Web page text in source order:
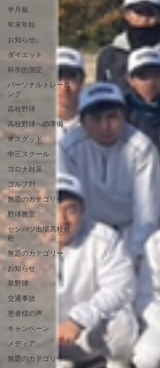
半月板
年末年始
お知らせ
ダイエット
科学的測定
パーソナルトレーニ
ング
高校野球
高校野球への準備
オスグッド
中三スクール
コロナ対策
ゴルフ肘
無題のカテゴリー
野球教室
センバツ出場高校分
析
無題のカテゴリー
お知らせ
草野球
交通事故
患者様の声
キャンペーン
メディア
無題のカテゴリー